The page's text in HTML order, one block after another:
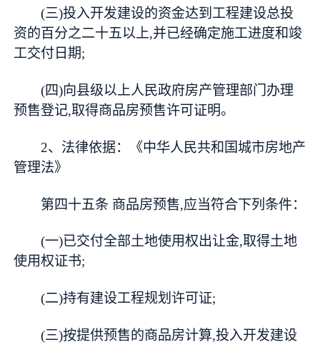
(三)投入开发建设的资金达到工程建设总投
资的百分之二十五以上,并已经确定施工进度和竣
工交付日期;
(四)向县级以上人民政府房产管理部门办理
预售登记,取得商品房预售许可证明。
2、法律依据：《中华人民共和国城市房地产
管理法》
第四十五条 商品房预售,应当符合下列条件：
(一)已交付全部土地使用权出让金,取得土地
使用权证书;
(二)持有建设工程规划许可证;
(三)按提供预售的商品房计算,投入开发建设